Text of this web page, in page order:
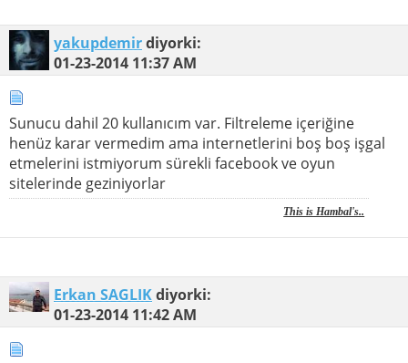
yakupdemirdiyorki:
01-23-2014 11:37 AM
Sunucu dahil 20 kullanıcım var. Filtreleme içeriğine
henüz karar vermedim ama internetlerini boş boş işgal
etmelerini istmiyorum sürekli facebook ve oyun
sitelerinde geziniyorlar
This is Hambal's..
Erkan SAGLIKdiyorki:
01-23-2014 11:42 AM